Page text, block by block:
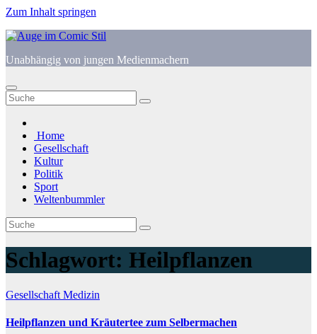
Zum Inhalt springen
Unabhängig von jungen Medienmachern
Home
Gesellschaft
Kultur
Politik
Sport
Weltenbummler
Schlagwort: Heilpflanzen
Gesellschaft Medizin
Heilpflanzen und Kräutertee zum Selbermachen